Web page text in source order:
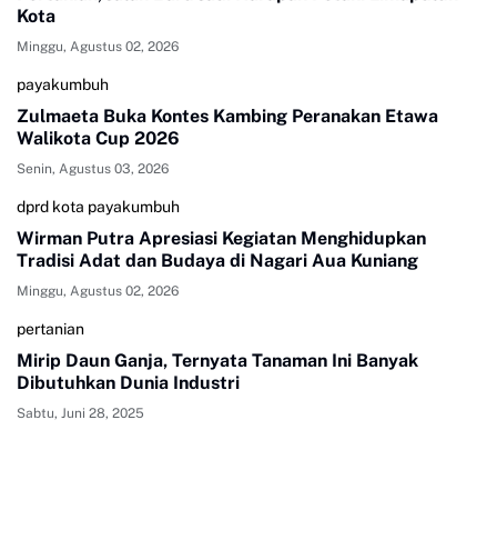
Kota
Minggu, Agustus 02, 2026
payakumbuh
Zulmaeta Buka Kontes Kambing Peranakan Etawa
Walikota Cup 2026
Senin, Agustus 03, 2026
dprd kota payakumbuh
Wirman Putra Apresiasi Kegiatan Menghidupkan
Tradisi Adat dan Budaya di Nagari Aua Kuniang
Minggu, Agustus 02, 2026
pertanian
Mirip Daun Ganja, Ternyata Tanaman Ini Banyak
Dibutuhkan Dunia Industri
Sabtu, Juni 28, 2025